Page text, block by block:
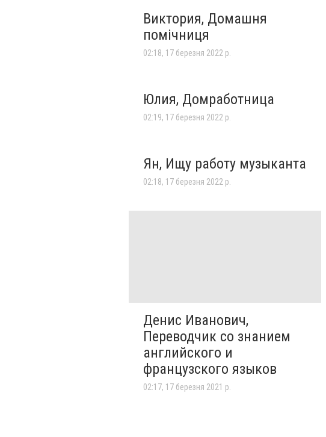
Виктория, Домашня
помічниця
02:18, 17 березня 2022 р.
Юлия, Домработница
02:19, 17 березня 2022 р.
Ян, Ищу работу музыканта
02:18, 17 березня 2022 р.
Денис Иванович,
Переводчик со знанием
английского и
французского языков
02:17, 17 березня 2021 р.